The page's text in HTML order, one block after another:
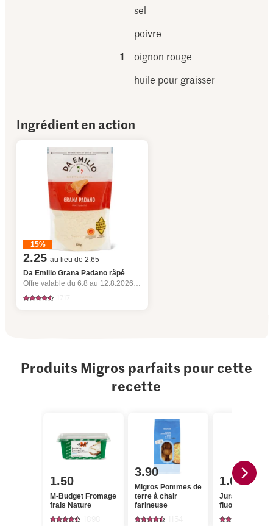
sel
poivre
1
oignon rouge
huile pour graisser
Ingrédient en action
15%
2.25 au lieu de 2.65
Da Emilio Grana Padano râpé
Offre valable du 6.8 au 12.8.2026, jusqu’à épuisement du stock.
Produits Migros parfaits pour cette
recette
1.50
M-Budget Fromage
frais Nature
3.90
Migros Pommes de
terre à chair
farineuse
1.05
Jura Sel Sel
fluoré